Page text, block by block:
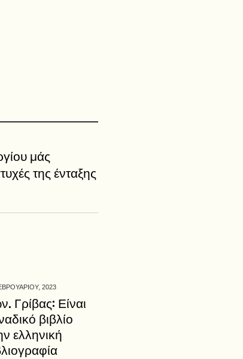
μάς
της ένταξης
2023
Γρίβας: Είναι
βιβλίο
ελληνική